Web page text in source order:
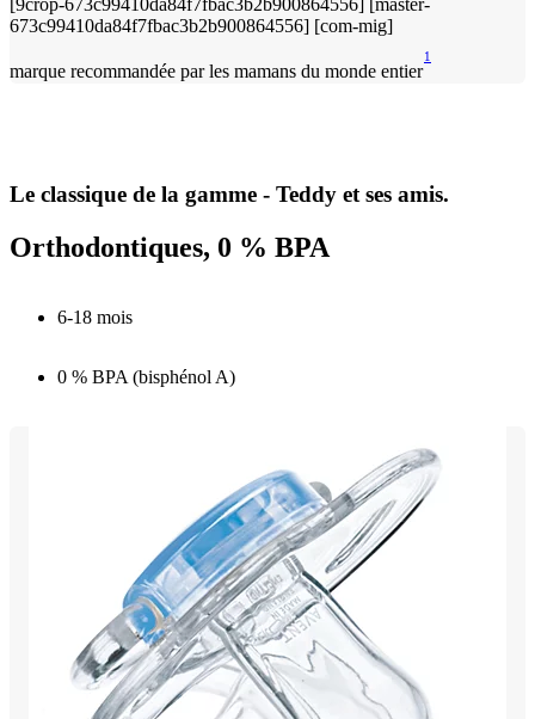
marque recommandée par les mamans du monde entier
1
Le classique de la gamme - Teddy et ses amis.
Orthodontiques, 0 % BPA
6-18 mois
0 % BPA (bisphénol A)